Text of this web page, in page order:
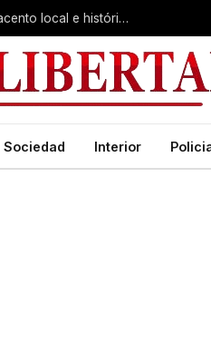
Virasoro inauguró la 7ª Feria del Libro con un fuerte acento local e histórico
Sociedad Interior